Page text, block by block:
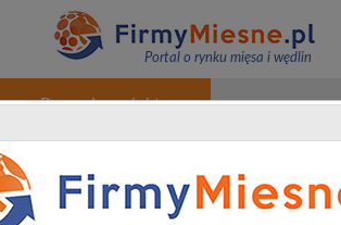
Portal o rynku mięsa i wędlin
+ Promuj produkty
O portalu
Rejestracja / Logowanie